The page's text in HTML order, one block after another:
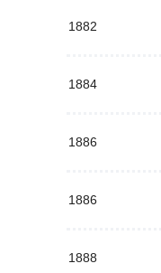
1882
1884
1886
1886
1888